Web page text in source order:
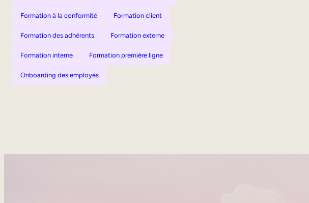
Formation à la conformité Formation client
Formation des adhérents Formation externe
Formation interne Formation première ligne
Onboarding des employés